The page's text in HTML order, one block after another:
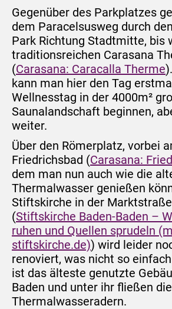
Gegenüber des Parkplatzes
dem Paracelsusweg durch
Park Richtung Stadtmitte, bis
traditionsreichen Carasana
(Carasana: Caracalla Therme
kann man hier den Tag
Wellnesstag in der 4000m²
Saunalandschaft beginnen,
weiter.
Über den Römerplatz, vorbei
Friedrichsbad (Carasana:
dem man nun auch wie die
Thermalwasser genießen
Stiftskirche in der
(Stiftskirche Baden-Baden –
ruhen und Quellen sprudeln
stiftskirche.de)) wird leider
renoviert, was nicht so
ist das älteste genutzte
Baden und unter ihr fließen die
Thermalwasseradern.